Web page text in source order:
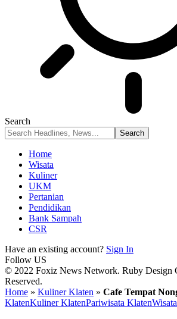
Search
Home
Wisata
Kuliner
UKM
Pertanian
Pendidikan
Bank Sampah
CSR
Have an existing account? Sign In
Follow US
© 2022 Foxiz News Network. Ruby Design
Reserved.
Home » Kuliner Klaten » Cafe Tempat
KlatenKuliner KlatenPariwisata Klaten